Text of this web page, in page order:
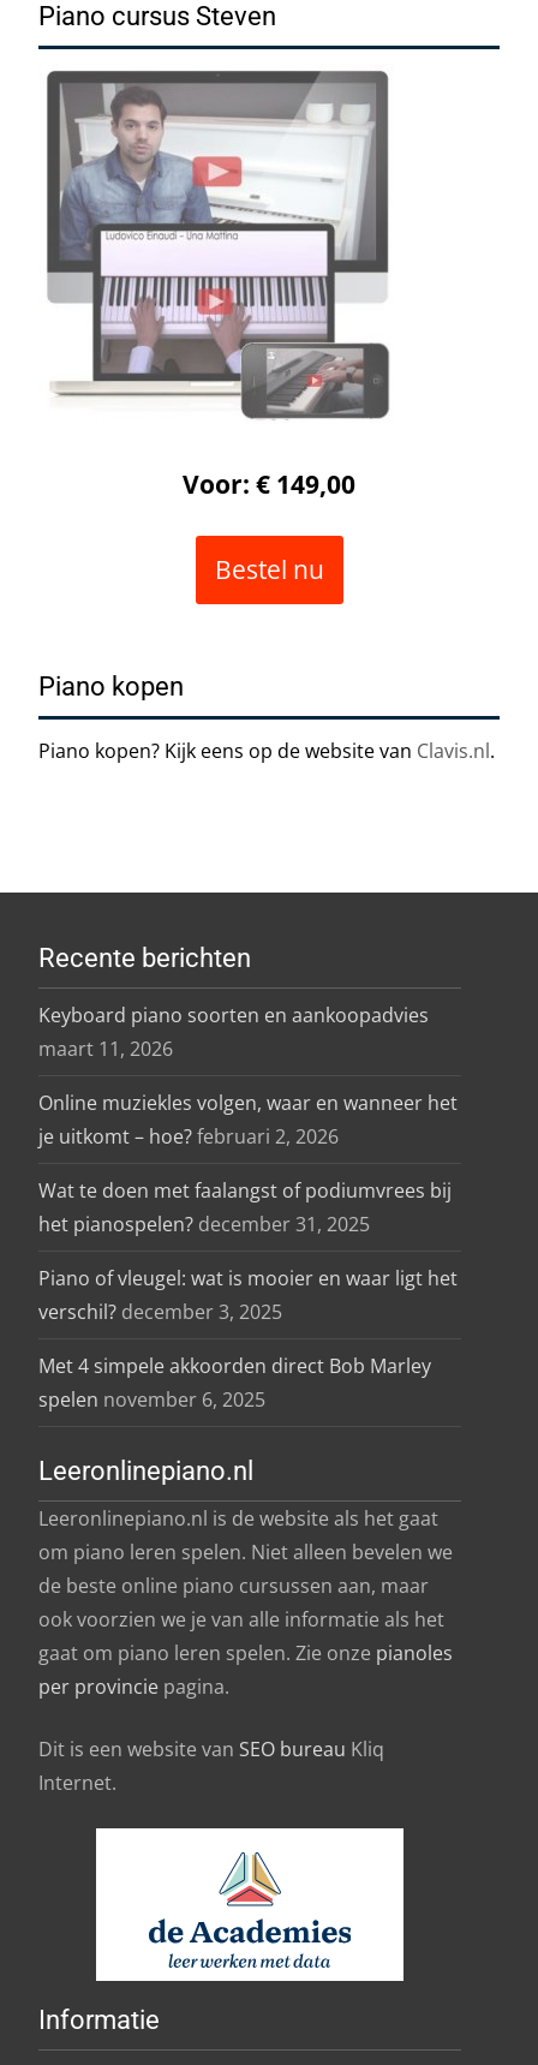
Piano cursus Steven
Voor: € 149,00
Bestel nu
Piano kopen
Piano kopen? Kijk eens op de website van Clavis.nl.
Recente berichten
Keyboard piano soorten en aankoopadvies
maart 11, 2026
Online muziekles volgen, waar en wanneer het
je uitkomt – hoe?februari 2, 2026
Wat te doen met faalangst of podiumvrees bij
het pianospelen? december 31, 2025
Piano of vleugel: wat is mooier en waar ligt het
verschil? december 3, 2025
Met 4 simpele akkoorden direct Bob Marley
spelen november 6, 2025
Leeronlinepiano.nl
Leeronlinepiano.nl is de website als het gaat
om piano leren spelen. Niet alleen bevelen we
de beste online piano cursussen aan, maar
ook voorzien we je van alle informatie als het
gaat om piano leren spelen. Zie onze pianoles
per provincie pagina.
Dit is een website van SEO bureau Kliq
Internet.
Informatie